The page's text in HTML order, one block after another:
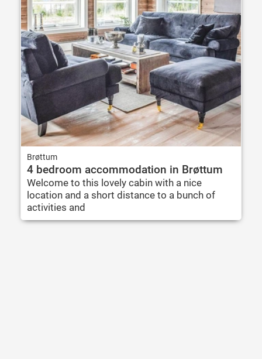
Brøttum
4 bedroom accommodation in Brøttum
Welcome to this lovely cabin with a nice
location and a short distance to a bunch of
activities and